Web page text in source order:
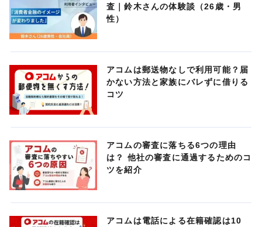
査｜鈴木さんの体験談（26歳・男
性）
アコムは郵送物なしで利用可能？届
かない方法と家族にバレずに借りる
コツ
アコムの審査に落ちる6つの理由
は？ 他社の審査に通過するためのコ
ツを紹介
アコムは電話による在籍確認は10